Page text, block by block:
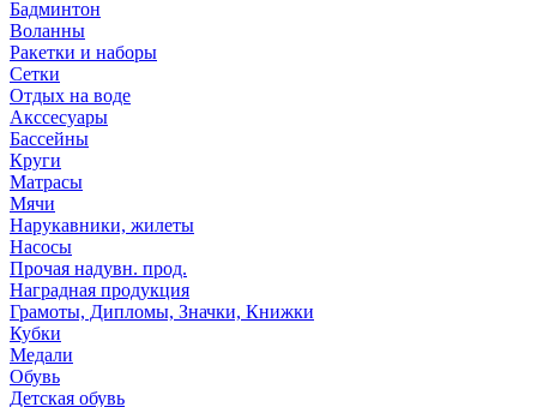
Бадминтон
Воланны
Ракетки и наборы
Сетки
Отдых на воде
Акссесуары
Бассейны
Круги
Матрасы
Мячи
Нарукавники, жилеты
Насосы
Прочая надувн. прод.
Наградная продукция
Грамоты, Дипломы, Значки, Книжки
Кубки
Медали
Обувь
Детская обувь